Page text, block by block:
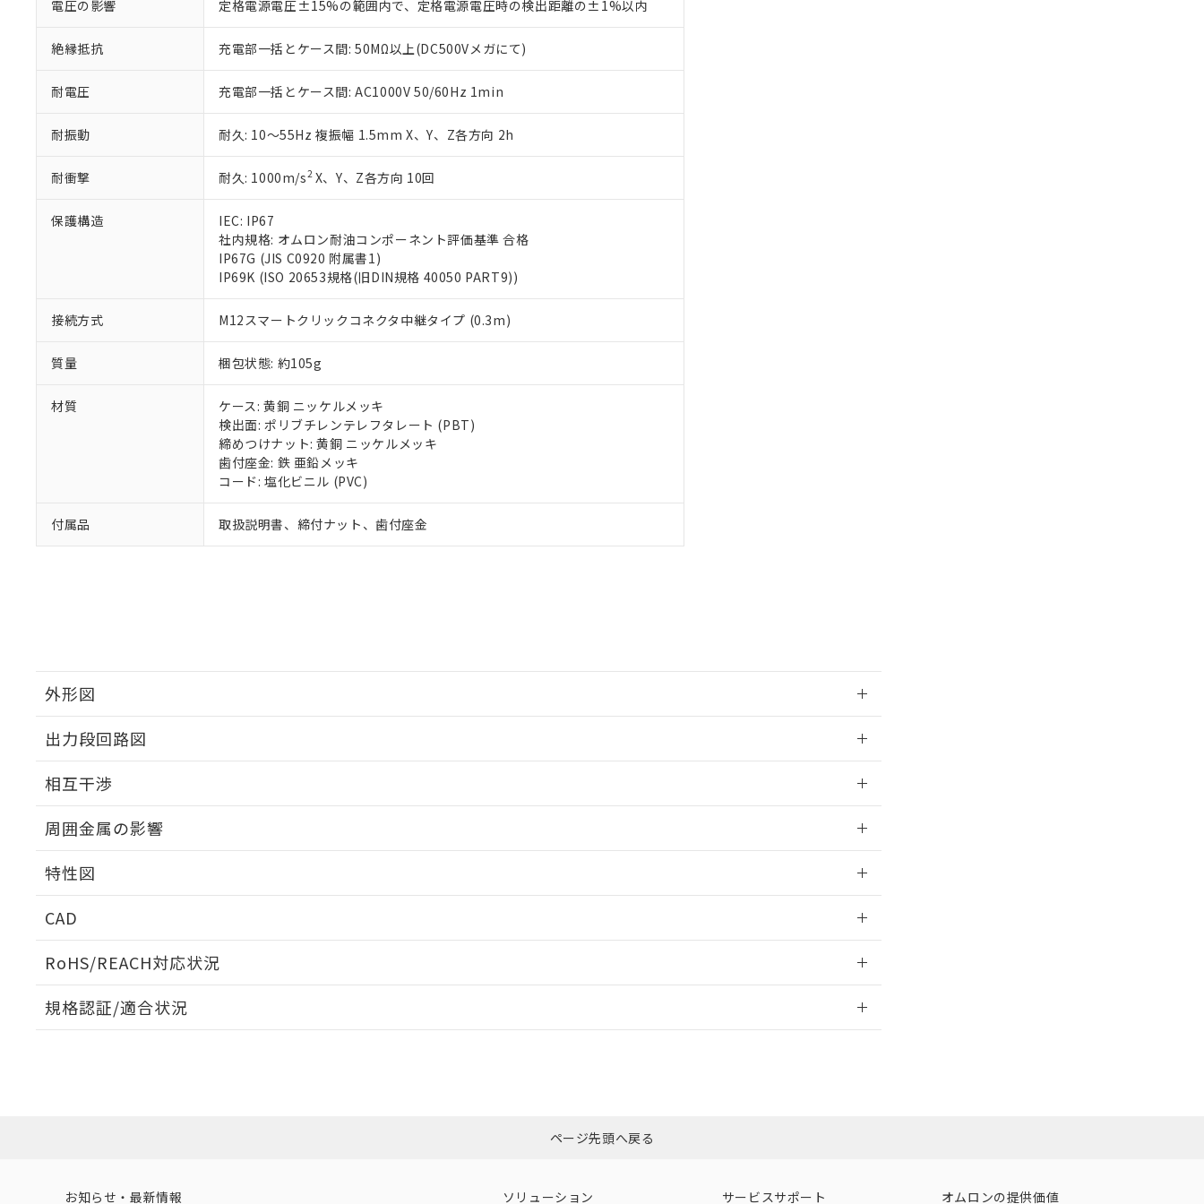
電圧の影響 定格電源電圧±15%の範囲内で、定格電源電圧時の検出距離の±1%以内
絶縁抵抗 充電部一括とケース間: 50MΩ以上(DC500Vメガにて)
耐電圧 充電部一括とケース間: AC1000V 50/60Hz 1min
耐振動 耐久: 10～55Hz 複振幅 1.5mm X、Y、Z各方向 2h
耐衝撃 耐久: 1000m/s2X、Y、Z各方向 10回
保護構造
IEC: IP67
社内規格: オムロン耐油コンポーネント評価基準 合格
IP67G (JIS C0920 附属書1)
IP69K (ISO 20653規格(旧DIN規格 40050 PART9))
接続方式 M12スマートクリックコネクタ中継タイプ (0.3m)
質量 梱包状態: 約105g
材質
ケース: 黄銅 ニッケルメッキ
検出面: ポリブチレンテレフタレート (PBT)
締めつけナット: 黄銅 ニッケルメッキ
歯付座金: 鉄 亜鉛メッキ
コード: 塩化ビニル (PVC)
付属品 取扱説明書、締付ナット、歯付座金
外形図
出力段回路図
相互干渉
周囲金属の影響
特性図
CAD
RoHS/REACH対応状況
EU RoHS 注意事項・凡例
ダウンロードはこちら
規格認証/適合状況
（イギリス
（ノルウェー
（日本
（アメリカ
さい。
※当社の共同利用者とは、"個人情報の共同利用に関して"
の「1.共同利用者の範囲」に記載されて
いる法人を指します。
下記の非含有証明書をダウンロードすることができます。
EU RoHS指令（10物質）の非含有証明書
51物質の非含有証明書（当社基準）
※本証明書は発行日時点で非含有を証明するもので、過去に遡って非含有を証明するものではありません。
また、RoHS指令のフタル酸エステル類４物質の対応では、対応完了までの期間は出荷製品に未対応品が
混在することから備考欄に対応日を記載しておりました。
既に当社にて対応品への在庫切替を完了していることから、特段のことがない限り、2022年1月12日よ
り割愛しております。
ページ先頭へ戻る
お知らせ・最新情報 ソリューション サービスサポート オムロンの提供価値